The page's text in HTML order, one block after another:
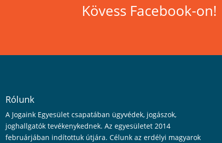
Kövess Facebook-on!
Rólunk
A Jogaink Egyesület csapatában ügyvédek, jogászok,
joghallgatók tevékenykednek. Az egyesületet 2014
februárjában indítottuk útjára. Célunk az erdélyi magyarok